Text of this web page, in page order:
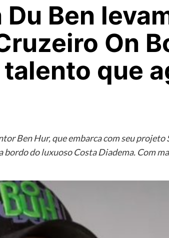
Ben
On
que
Ben Hur, que embarca com seu projeto
do luxuoso Costa Diadema. Com